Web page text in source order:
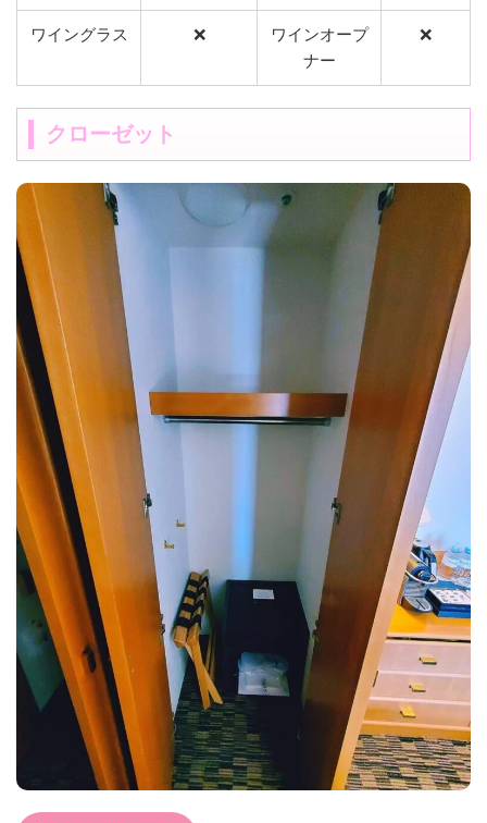
ワイングラス ❌
ワインオープ
ナー
❌
クローゼット